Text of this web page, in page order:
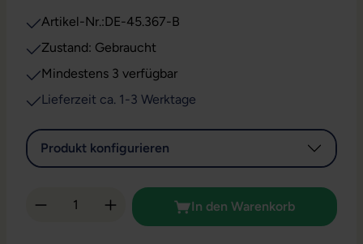
Artikel-Nr.:DE-45.367-B
Zustand: Gebraucht
Mindestens 3 verfügbar
Lieferzeit ca. 1-3 Werktage
Produkt konfigurieren
Produkt Anzahl: Gib den gewünschten
In den Warenkorb